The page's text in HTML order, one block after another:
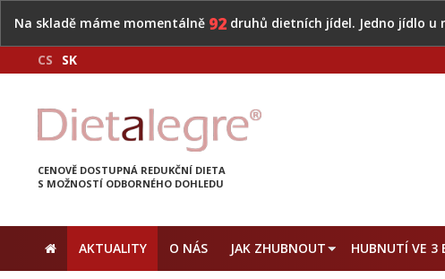
Na skladě máme momentálně 92 druhů dietních jídel. Jedno jídlo u
CS SK
CENOVĚ DOSTUPNÁ REDUKČNÍ DIETA
S MOŽNOSTÍ ODBORNÉHO DOHLEDU
AKTUALITY O NÁS JAK ZHUBNOUT HUBNUTÍ VE 3